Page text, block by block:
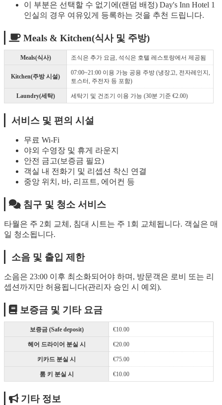
이 부분은 선택할 수 없기에(랜덤 배정) Day's Inn Hotel 1
인실의 경우 여유있게 등록하는 것을 추천 드립니다.
Meals & Kitchen(식사 및 주방)
Meals(식사) 조식은 추가 요금, 석식은 호텔 레스토랑에서 제공됨
Kitchen(주방 시설)
07:00~21:00 이용 가능 공용 주방 (냉장고, 전자레인지,
토스터, 주전자 등 포함)
Laundry(세탁) 세탁기 및 건조기 이용 가능 (30분 기준 €2.00)
서비스 및 편의 시설
무료 Wi-Fi
야외 수영장 및 휴게 라운지
안전 금고(보증금 필요)
객실 내 전화기 및 리셉션 착신 연결
중앙 위치, 바, 리프트, 에어컨 등
침구 및 청소 서비스
타월은 주 2회 교체, 침대 시트는 주 1회 교체됩니다. 객실은 매
일 청소됩니다.
소음 및 출입 제한
소음은 23:00 이후 최소화되어야 하며, 방문객은 로비 또는 리
셉션까지만 허용됩니다(관리자 승인 시 예외).
보증금 및 기타 요금
보증금 (Safe deposit) €10.00
헤어 드라이어 분실 시 €20.00
키카드 분실 시 €75.00
룸 키 분실 시 €10.00
기타 정보